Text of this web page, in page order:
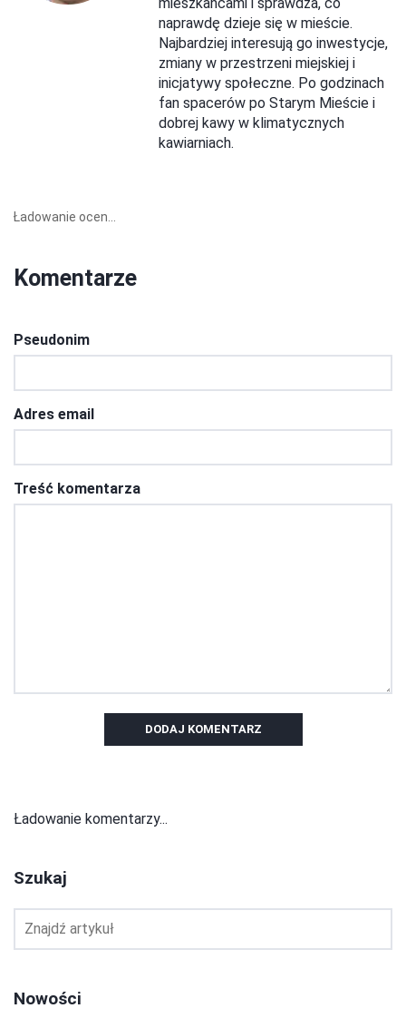
naprawdę dzieje się w mieście.
Najbardziej interesują go inwestycje,
zmiany w przestrzeni miejskiej i
inicjatywy społeczne. Po godzinach
fan spacerów po Starym Mieście i
dobrej kawy w klimatycznych
kawiarniach.
Ładowanie ocen...
Komentarze
Pseudonim
Adres email
Treść komentarza
DODAJ KOMENTARZ
Ładowanie komentarzy...
Szukaj
Nowości